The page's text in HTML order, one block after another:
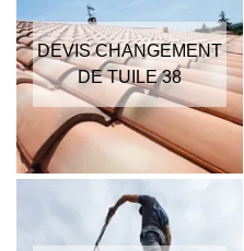
DEVIS CHANGEMENT
DE TUILE 38